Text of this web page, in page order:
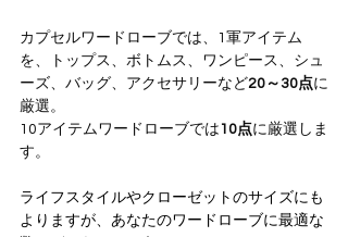
カプセルワードローブでは、1軍アイテム
を、トップス、ボトムス、ワンピース、シュ
ーズ、バッグ、アクセサリーなど20～30点に
厳選。
10アイテムワードローブでは 10点に厳選しま
す。
ライフスタイルやクローゼットのサイズにも
よりますが、あなたのワードローブに最適な